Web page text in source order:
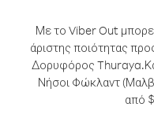
Με το Viber Out
άριστης ποιότητας
Δορυφόρος Thuraya.
Νήσοι Φώκλαντ
από